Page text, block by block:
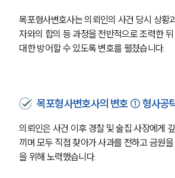
목포형사변호사는 의뢰인의 사건 당시 상황
자와의 합의 등 과정을 전반적으로 조력한
대한 방어할 수 있도록 변호를 펼쳤습니다.
목포형사변호사의 변호 ① 형사공
의뢰인은 사건 이후 경찰 및 술집 사장에게
끼며 모두 직접 찾아가 사과를 전하고 금원
을 위해 노력했습니다.